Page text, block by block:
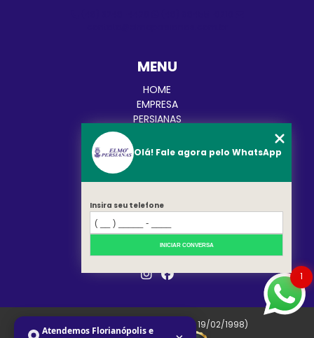
MENU
HOME
EMPRESA
PERSIANAS
TOLDOS
MAPA DO SITE
REDES SOCIAIS
Copyright © Elmo. (Lei 9610 de 19/02/1998)
1
Olá! Fale agora pelo WhatsApp
Insira seu telefone
INICIAR CONVERSA
Atendemos Florianópolis e